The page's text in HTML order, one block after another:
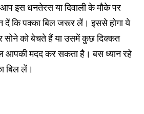
इस धनतेरस या दिवाली के मौके पर
दें कि पक्का बिल जरूर लें। इससे होगा ये
को बेचते हैं या उसमें कुछ दिक्कत
आपकी मदद कर सकता है। बस ध्यान रहे
बिल लें।